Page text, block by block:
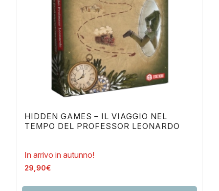
HIDDEN GAMES – IL VIAGGIO NEL
TEMPO DEL PROFESSOR LEONARDO
In arrivo in autunno!
29,90€